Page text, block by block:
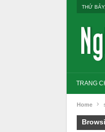
THỨ
TRANG
Home